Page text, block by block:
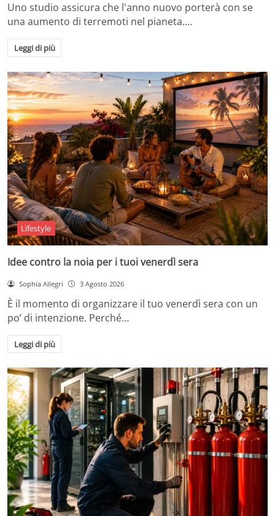
Uno studio assicura che l'anno nuovo porterà con se
una aumento di terremoti nel pianeta.…
Leggi di più
Lifestyle
Idee contro la noia per i tuoi venerdì sera
Sophia Allegri 3 Agosto 2026
È il momento di organizzare il tuo venerdì sera con un
po’ di intenzione. Perché…
Leggi di più